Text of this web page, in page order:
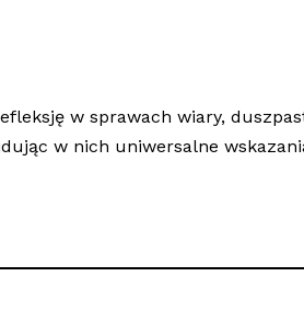
w sprawach wiary,
w nich uniwersalne